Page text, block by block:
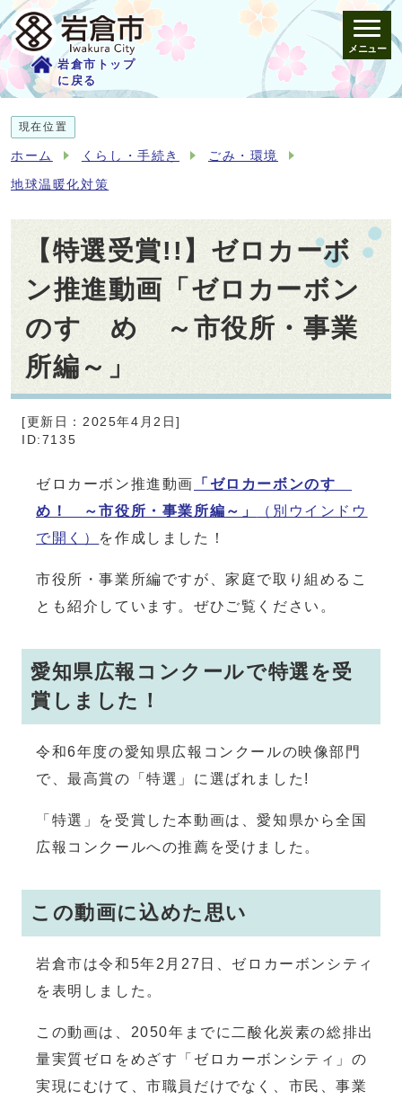
岩倉市トップ
に戻る
メニュー
現在位置
ホーム くらし・手続き ごみ・環境
地球温暖化対策
【特選受賞!!】ゼロカーボ
ン推進動画「ゼロカーボン
のすゝめ ～市役所・事業
所編～」
[更新日：2025年4月2日]
ID:7135
ゼロカーボン推進動画
「ゼロカーボンのすゝ
め！ ～市役所・事業所編～」
（別ウインドウ
で開く） を作成しました！
市役所・事業所編ですが、家庭で取り組めるこ
とも紹介しています。ぜひご覧ください。
愛知県広報コンクールで特選を受
賞しました！
令和6年度の愛知県広報コンクールの映像部門
で、最高賞の「特選」に選ばれました!
「特選」を受賞した本動画は、愛知県から全国
広報コンクールへの推薦を受けました。
この動画に込めた思い
岩倉市は令和5年2月27日、ゼロカーボンシティ
を表明しました。
この動画は、2050年までに二酸化炭素の総排出
量実質ゼロをめざす「ゼロカーボンシティ」の
実現にむけて、市職員だけでなく、市民、事業